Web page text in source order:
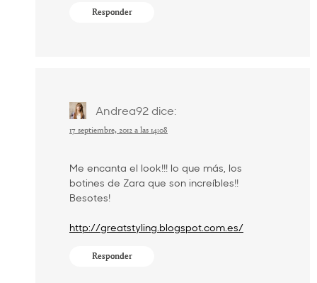
Responder
Andrea92 dice:
17 septiembre, 2012 a las 14:08
Me encanta el look!!! lo que más, los
botines de Zara que son increíbles!!
Besotes!
http://greatstyling.blogspot.com.es/
Responder